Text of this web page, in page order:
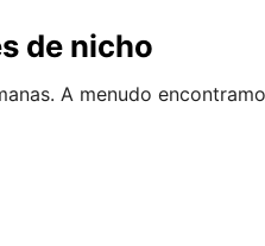
de nicho
A menudo